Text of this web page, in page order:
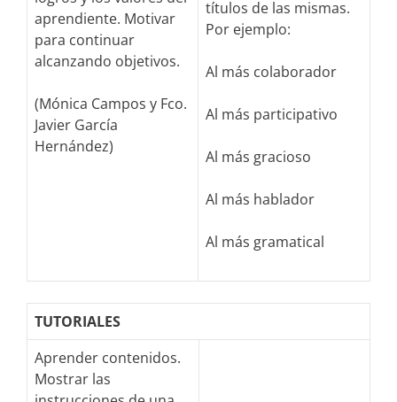
aprendiente. Motivar
para continuar
alcanzando objetivos.
(Mónica Campos y Fco.
Javier García
Hernández)
títulos de las mismas.
Por ejemplo:
Al más colaborador
Al más participativo
Al más gracioso
Al más hablador
Al más gramatical
TUTORIALES
Aprender contenidos.
Mostrar las